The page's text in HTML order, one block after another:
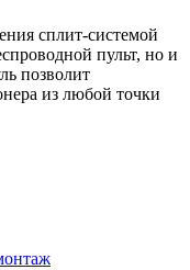
сплит-системой
пульт, но и
позволит
из любой точки